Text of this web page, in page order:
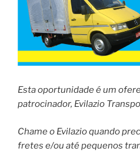
Esta oportunidade é um
patrocinador, Evilazio
Chame o Evilazio quando
fretes e/ou até pequenos